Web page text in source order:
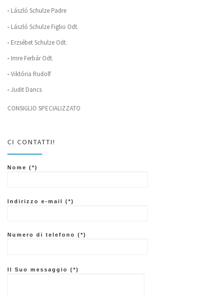
- László Schulze Padre
- László Schulze Figlio Odt.
- Erzsébet Schulze Odt.
- Imre Ferbár Odt.
-Viktória Rudolf
-Judit Dancs
CONSIGLIO SPECIALIZZATO
CI CONTATTI!
Nome (*)
Indirizzo e-mail (*)
Numero di telefono (*)
Il Suo messaggio (*)